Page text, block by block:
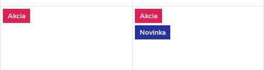
dosiek, líšt, latiek, menších
hranolov a drevených
Akcia
Akcia
Novinka